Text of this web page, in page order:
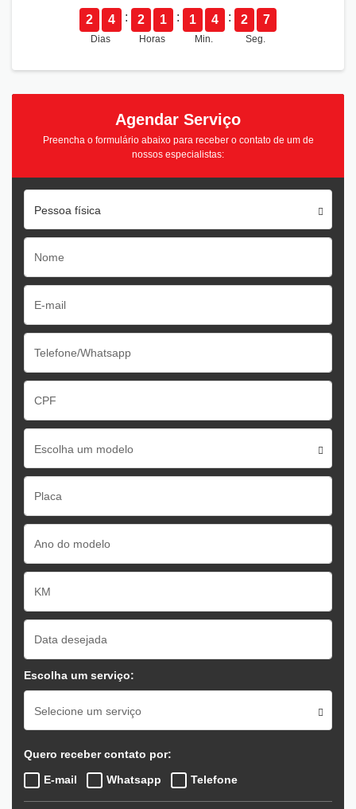
2 4
Dias
2 1
Horas
1 4
Min.
2 7
Seg.
Agendar Serviço
Preencha o formulário abaixo para receber o contato de um de
nossos especialistas:
Pessoa física
Escolha um modelo
Escolha um serviço:
Selecione um serviço
Quero receber contato por:
E-mail
Whatsapp Telefone